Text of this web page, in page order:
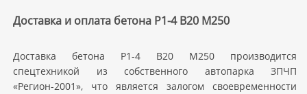
Доставка и оплата бетона Р1-4 В20 M250
Доставка бетона Р1-4 В20 M250 производится
спецтехникой из собственного автопарка ЗПЧП
«Регион-2001», что является залогом своевременности